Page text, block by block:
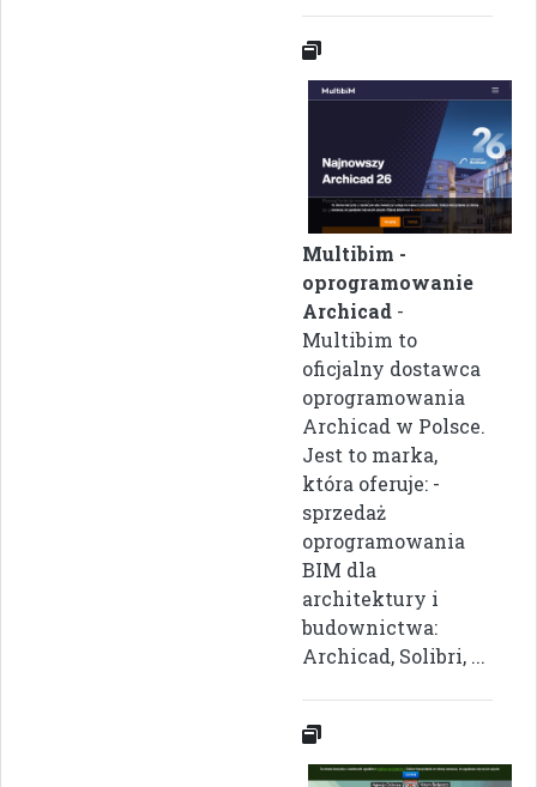
Multibim -
oprogramowanie
Archicad -
Multibim to
oficjalny dostawca
oprogramowania
Archicad w Polsce.
Jest to marka,
która oferuje: -
sprzedaż
oprogramowania
BIM dla
architektury i
budownictwa:
Archicad, Solibri, ...